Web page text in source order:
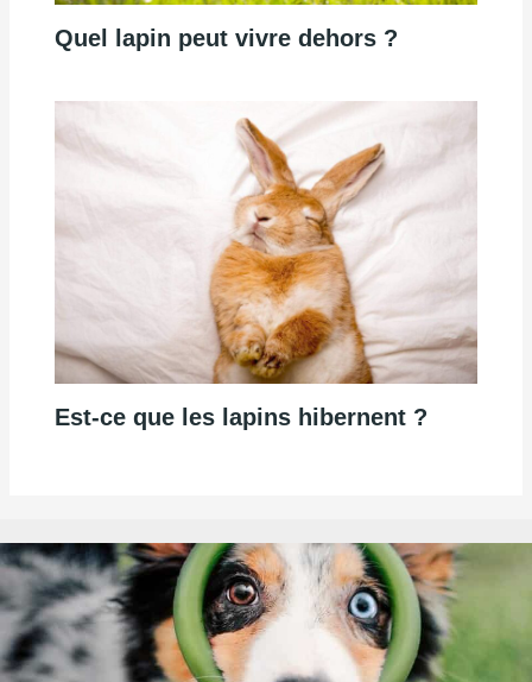
Quel lapin peut vivre dehors ?
Est-ce que les lapins hibernent ?